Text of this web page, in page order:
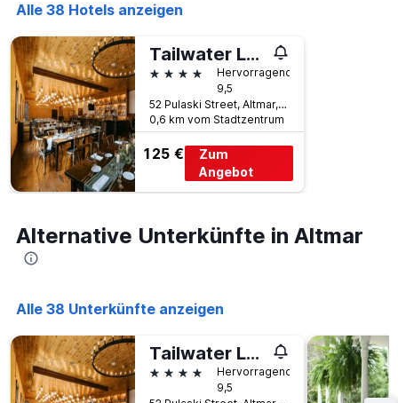
Diagramm
hat
1
Y-
Achse,
die
den
durchschnittlichen
Zimmerpreis
anzeigt.
Alle 38 Hotels anzeigen
Tailwater Lodge on the Salmon River Altmar, Tapestry by Hilton
4 Sterne
Hervorragend
9,5
52 Pulaski Street, Altmar, NY, USA
0,6 km vom Stadtzentrum
125 €
Zum
Angebot
Alternative Unterkünfte in Altmar
Alle 38 Unterkünfte anzeigen
Tailwater Lodge on the Salmon River Altmar, Tapestry by Hilton
4 Sterne
Hervorragend
9,5